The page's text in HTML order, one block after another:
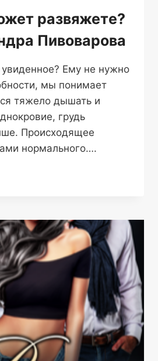
развяжете?
Пивоварова
Ему не нужно
мы понимает
тяжело дышать и
грудь
Происходящее
нормального….